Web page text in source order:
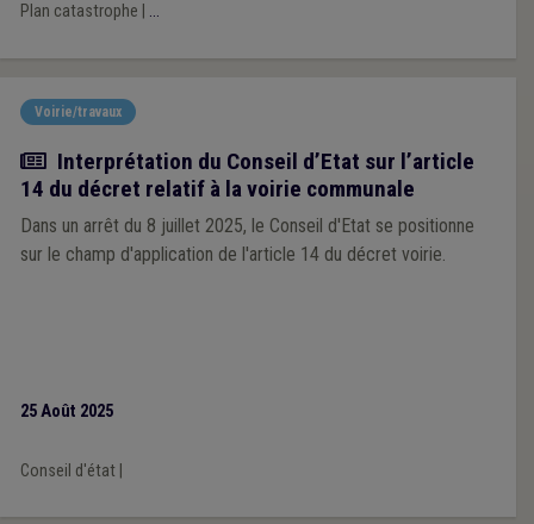
Plan catastrophe
...
Voirie/travaux
Actualité
Interprétation du Conseil d’Etat sur l’article
14 du décret relatif à la voirie communale
Dans un arrêt du 8 juillet 2025, le Conseil d'Etat se positionne
sur le champ d'application de l'article 14 du décret voirie.
25 Août 2025
Conseil d'état|